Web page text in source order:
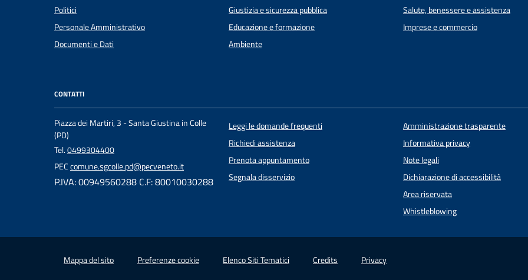
Politici
Personale Amministrativo
Documenti e Dati
Giustizia e sicurezza pubblica
Educazione e formazione
Ambiente
Salute, benessere e assistenza
Imprese e commercio
CONTATTI
Piazza dei Martiri, 3 - Santa Giustina in Colle
(PD)
Tel.0499304400
PECcomune.sgcolle.pd@pecveneto.it
P.IVA: 00949560288 C.F: 80010030288
Leggi le domande frequenti
Richiedi assistenza
Prenota appuntamento
Segnala disservizio
Amministrazione trasparente
Informativa privacy
Note legali
Dichiarazione di accessibilità
Area riservata
Whistleblowing
Mappa del sito Preferenze cookie Elenco Siti Tematici Credits Privacy